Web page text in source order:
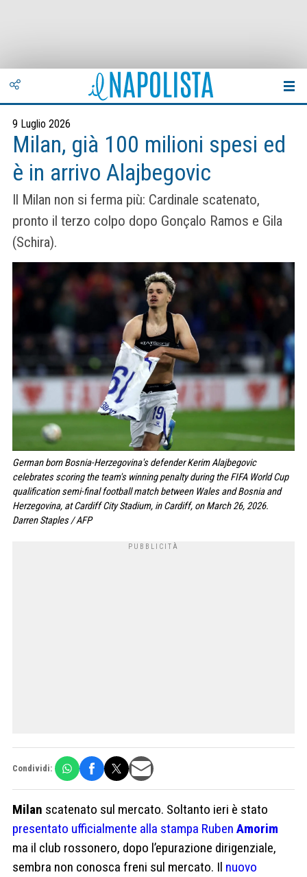
9 Luglio 2026
Milan, già 100 milioni spesi ed
è in arrivo Alajbegovic
Il Milan non si ferma più: Cardinale scatenato,
pronto il terzo colpo dopo Gonçalo Ramos e Gila
(Schira).
German born Bosnia-Herzegovina's defender Kerim Alajbegovic
celebrates scoring the team's winning penalty during the FIFA World Cup
qualification semi-final football match between Wales and Bosnia and
Herzegovina, at Cardiff City Stadium, in Cardiff, on March 26, 2026.
Darren Staples / AFP
Condividi:
Milan scatenato sul mercato. Soltanto ieri è stato
presentato ufficialmente alla stampa Ruben Amorim
ma il club rossonero, dopo l’epurazione dirigenziale,
sembra non conosca freni sul mercato. Il nuovo